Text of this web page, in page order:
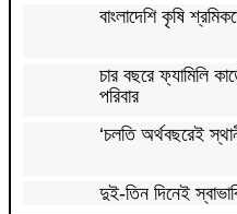
বাংলাদেশি কৃষি
চার বছরে ফ্যামিলি
পরিবার
‘চলতি অর্থবছরেই
দুই-তিন দিনেই